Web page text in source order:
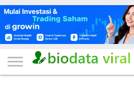
HOME
FILTER
KATEGORI
IKLAN
GRATIS
TERVIRAL
TRADING
KOMUNITAS
BERITA
BISNIS
LAINNYA